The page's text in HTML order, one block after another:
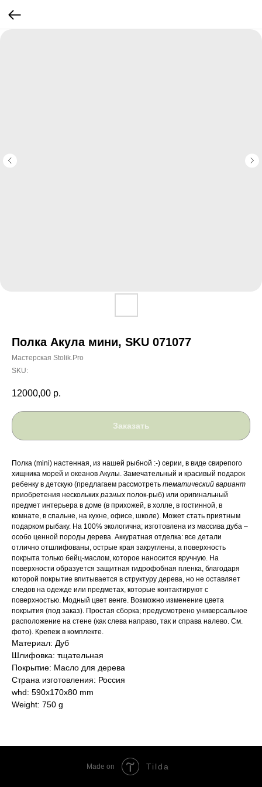
Полка Акула мини, SKU 071077
Мастерская Stolik.Pro
SKU:
12000,00 р.
Заказать
Полка (mini) настенная, из нашей рыбной :-) серии, в виде свирепого
хищника морей и океанов Акулы. Замечательный и красивый подарок
ребенку в детскую (предлагаем рассмотреть тематический вариант
приобретения нескольких разных полок-рыб) или оригинальный
предмет интерьера в доме (в прихожей, в холле, в гостинной, в
комнате, в спальне, на кухне, офисе, школе). Может стать приятным
подарком рыбаку. На 100% экологична; изготовлена из массива дуба –
особо ценной породы дерева. Аккуратная отделка: все детали
отлично отшлифованы, острые края закруглены, а поверхность
покрыта только бейц-маслом, которое наносится вручную. На
поверхности образуется защитная гидрофобная пленка, благодаря
которой покрытие впитывается в структуру дерева, но не оставляет
следов на одежде или предметах, которые контактируют с
поверхностью. Модный цвет венге. Возможно изменение цвета
покрытия (под заказ). Простая сборка; предусмотрено универсальное
расположение на стене (как слева направо, так и справа налево. См.
фото). Крепеж в комплекте.
Материал: Дуб
Шлифовка: тщательная
Покрытие: Масло для дерева
Страна изготовления: Россия
whd: 590x170x80 mm
Weight: 750 g
Made on Tilda